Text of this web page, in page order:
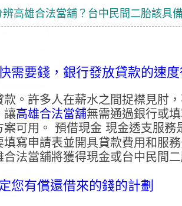
高雄合法當舖？台中民間二胎該具
需要錢，銀行發放貸款的速
款。許多人在薪水之間捉襟見肘
讓高雄合法當舖無需通過銀行或
案可用。 預借現金 現金透支服務
填寫申請表並開具貸款費用和服
法當舖將獲得現金或台中民間
您有償還借來的錢的計劃
轉貸試算工具台北二胎須